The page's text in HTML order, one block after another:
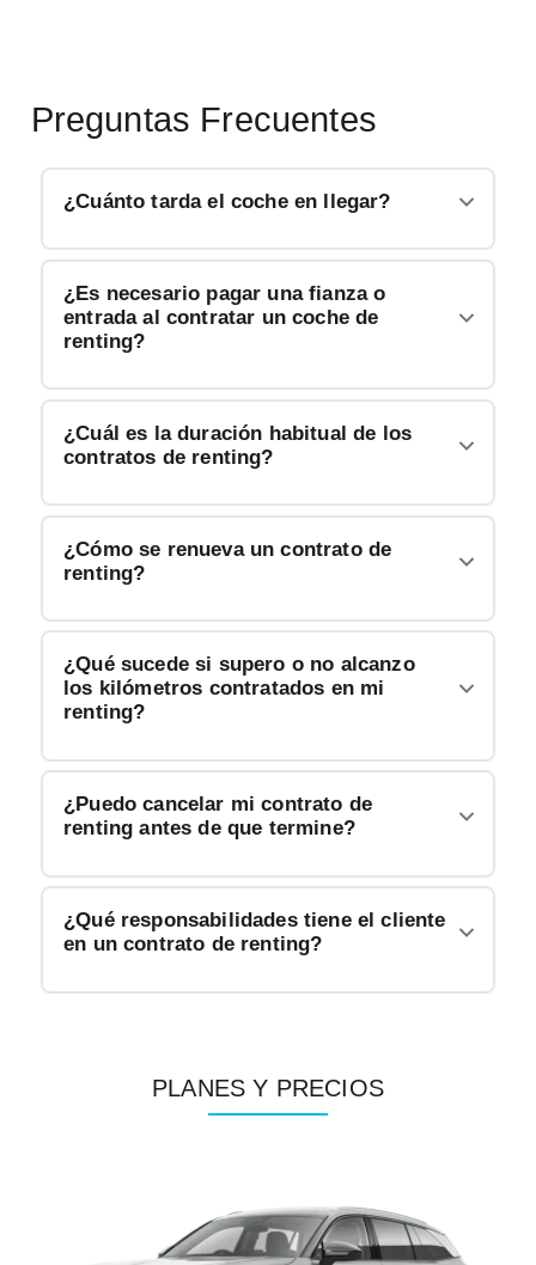
Preguntas Frecuentes
¿Cuánto tarda el coche en llegar?
¿Es necesario pagar una fianza o
entrada al contratar un coche de
renting?
¿Cuál es la duración habitual de los
contratos de renting?
¿Cómo se renueva un contrato de
renting?
¿Qué sucede si supero o no alcanzo
los kilómetros contratados en mi
renting?
¿Puedo cancelar mi contrato de
renting antes de que termine?
¿Qué responsabilidades tiene el cliente
en un contrato de renting?
PLANES Y PRECIOS